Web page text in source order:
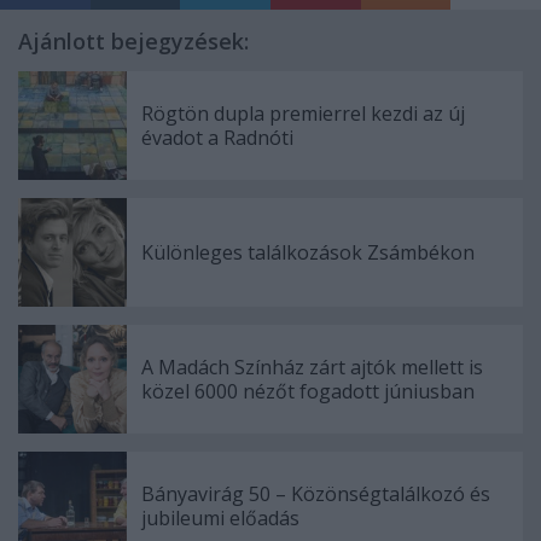
Ajánlott bejegyzések:
Rögtön dupla premierrel kezdi az új
évadot a Radnóti
Különleges találkozások Zsámbékon
A Madách Színház zárt ajtók mellett is
közel 6000 nézőt fogadott júniusban
Bányavirág 50 – Közönségtalálkozó és
jubileumi előadás